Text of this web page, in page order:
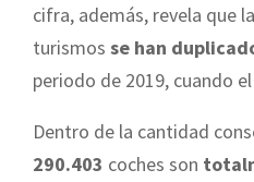
cifra, además, revela que
turismos se han
periodo de 2019, cuando
Dentro de la cantidad
290.403 coches son